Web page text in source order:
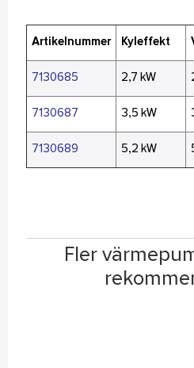
Artikelnummer Kyleffekt
7130685 2,7 kW
7130687 3,5 kW
7130689 5,2 kW
Fler